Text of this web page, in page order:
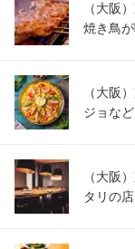
（大阪
焼き鳥
（大阪
ジョな
（大阪
タリの店